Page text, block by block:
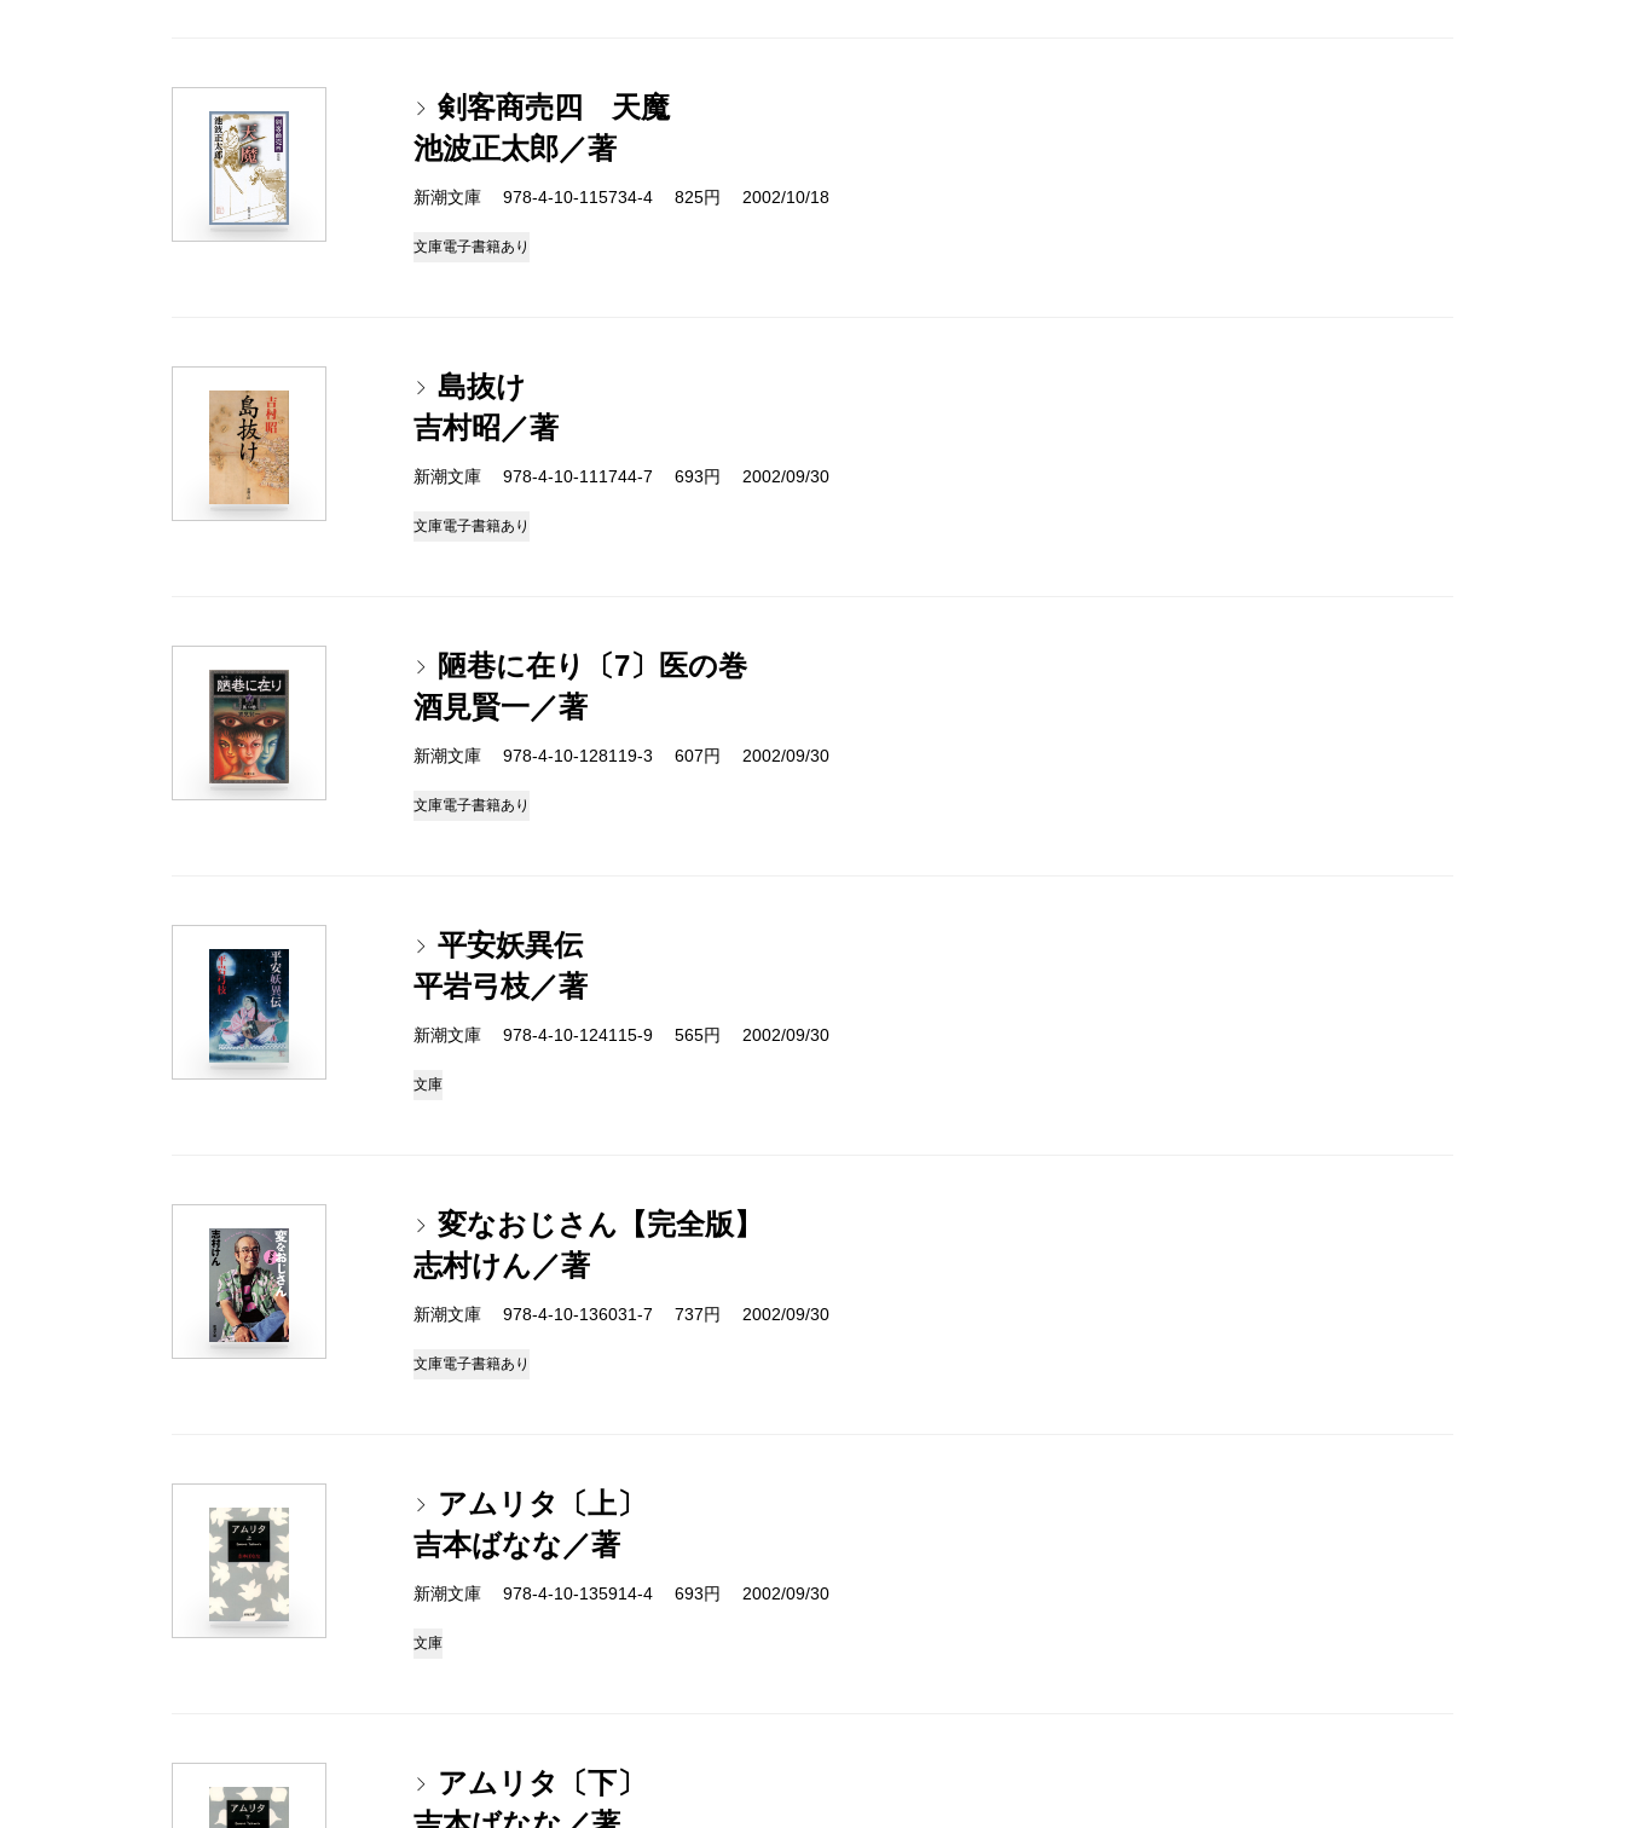
剣客商売四 天魔
池波正太郎／著
新潮文庫 978-4-10-115734-4 825円 2002/10/18
文庫電子書籍あり
島抜け
吉村昭／著
新潮文庫 978-4-10-111744-7 693円 2002/09/30
文庫電子書籍あり
陋巷に在り〔7〕医の巻
酒見賢一／著
新潮文庫 978-4-10-128119-3 607円 2002/09/30
文庫電子書籍あり
平安妖異伝
平岩弓枝／著
新潮文庫 978-4-10-124115-9 565円 2002/09/30
文庫
変なおじさん【完全版】
志村けん／著
新潮文庫 978-4-10-136031-7 737円 2002/09/30
文庫電子書籍あり
アムリタ〔上〕
吉本ばなな／著
新潮文庫 978-4-10-135914-4 693円 2002/09/30
文庫
アムリタ〔下〕